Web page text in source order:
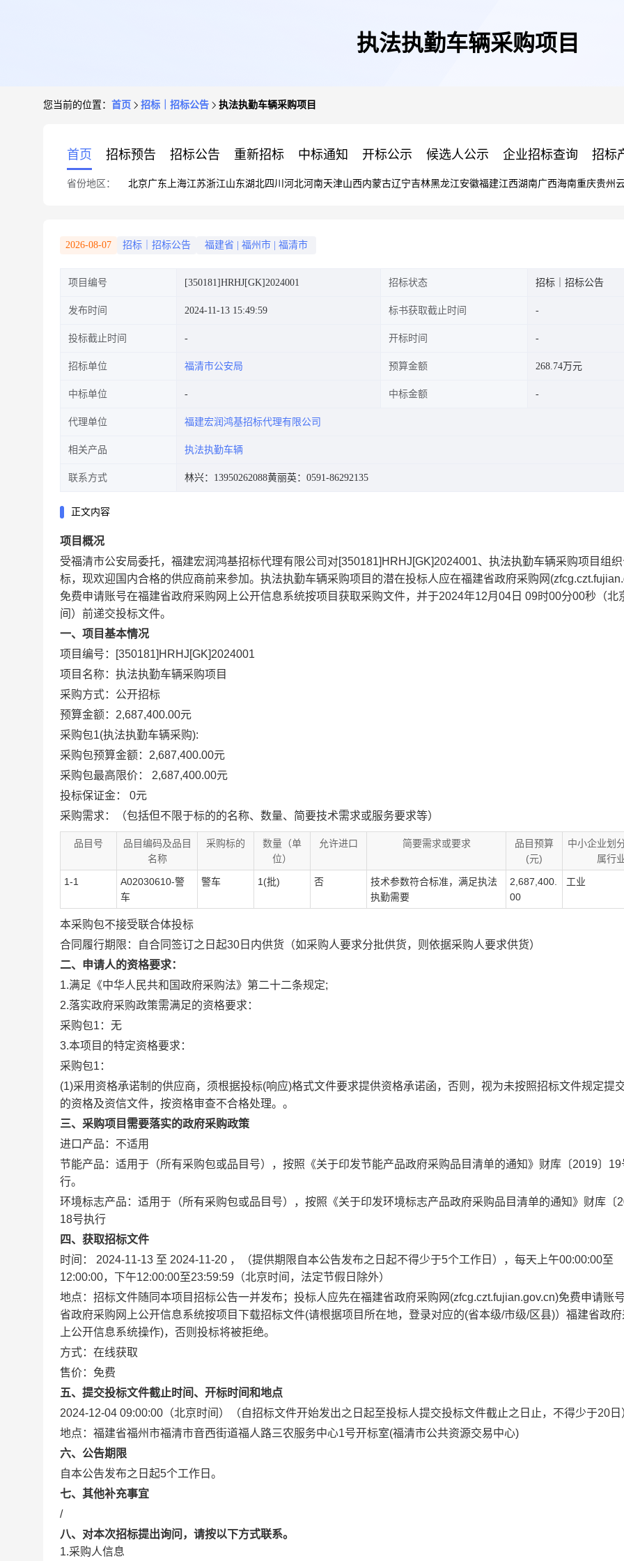
执法执勤车辆采购项目
您当前的位置： 首页 招标｜招标公告 执法执勤车辆采购项目
首页 招标预告 招标公告 重新招标 中标通知 开标公示 候选人公示 企业招标查询 招标
省份地区： 北京广东 上海江苏浙江山东湖北四川 河北河南天津山西内蒙古辽宁吉林黑龙江安徽福建江西湖南广西海南重庆贵州
2026-08-07 招标｜招标公告 福建省 福州市 福清市
项目编号 [350181]HRHJ[GK]2024001 招标状态 招标｜招标公告
发布时间 2024-11-13 15:49:59 标书获取截止时间
投标截止时间 开标时间
招标单位 福清市公安局 预算金额 268.74万元
中标单位 中标金额
代理单位 福建宏润鸿基招标代理有限公司
相关产品 执法执勤车辆
联系方式 林兴：13950262088黄丽英：0591-86292135
正文内容
项目概况
受福清市公安局委托， 福建宏润鸿基招标代理有限公司 对[350181]HRHJ[GK]2024001、执法执勤车辆采购项目组
标，现欢迎国内合格的供应商前来参加。执法执勤车辆采购项目的潜在投标人应在福建省政府采购网
免费申请账号在福建省政府采购网上公开信息系统按项目获取采购文件，并于2024年12月04日 09时00分00秒 （北
间）前递交投标文件。
一、项目基本情况
项目编号：[350181]HRHJ[GK]2024001
项目名称：执法执勤车辆采购项目
采购方式：公开招标
预算金额：2,687,400.00元
采购包1(执法执勤车辆采购):
采购包预算金额： 2,687,400.00元
采购包最高限价： 2,687,400.00元
投标保证金：
0元
采购需求：（包括但不限于标的的名称、数量、简要技术需求或服务要求等）
品目号
品目编码及品目
名称
采购标的
数量（单
位）
允许进口 简要需求或要求
品目预算
(元)
中小企业划
属行
1-1
A02030610-警
车
警车 1(批) 否
技术参数符合标准，满足执法
执勤需要
2,687,400.
00
工业
本采购包不接受联合体投标
合同履行期限：
自合同签订之日起30日内供货（如采购人要求分批供货，则依据采购人要求供货）
二、申请人的资格要求：
1.满足《中华人民共和国政府采购法》第二十二条规定;
2.落实政府采购政策需满足的资格要求：
采购包1：无
3.本项目的特定资格要求：
采购包1：
(1)采用资格承诺制的供应商，须根据投标(响应)格式文件要求提供资格承诺函，否则，视为未按照招标文件规定提
的资格及资信文件，按资格审查不合格处理。。
三、采购项目需要落实的政府采购政策
进口产品： 不适用
节能产品： 适用于（所有采购包或品目号），按照《关于印发节能产品政府采购品目清单的通知》财库〔2019〕19
行。
环境标志产品： 适用于（所有采购包或品目号），按照《关于印发环境标志产品政府采购品目清单的通知》财库〔
18号执行
四、获取招标文件
时间：
2024-11-13 至 2024-11-20 ，（提供期限自本公告发布之日起不得少于5个工作日），每天上午00:00:00至
12:00:00，下午12:00:00至23:59:59 （北京时间，法定节假日除外）
地点： 招标文件随同本项目招标公告一并发布；投标人应先在福建省政府采购网(zfcg.czt.fujian.gov.cn)免费申请账
省政府采购网上公开信息系统按项目下载招标文件(请根据项目所在地，登录对应的(省本级/市级/区县)）福建省政府
上公开信息系统操作)，否则投标将被拒绝。
方式： 在线获取
售价：免费
五、提交投标文件截止时间、开标时间和地点
2024-12-04 09:00:00 （北京时间）（自招标文件开始发出之日起至投标人提交投标文件截止之日止，不得少于20日
地点： 福建省福州市福清市音西街道福人路三农服务中心1号开标室(福清市公共资源交易中心)
六、公告期限
自本公告发布之日起5个工作日。
七、其他补充事宜
/
八、对本次招标提出询问，请按以下方式联系。
1.采购人信息